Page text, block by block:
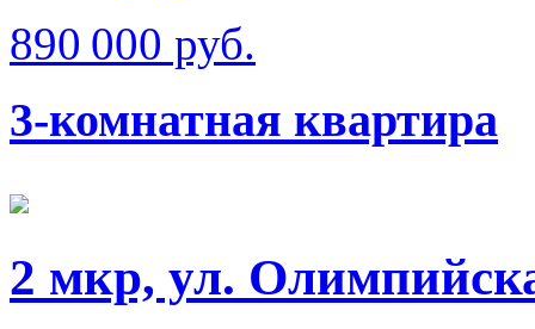
890 000 руб.
3-комнатная квартира
2 мкр, ул.